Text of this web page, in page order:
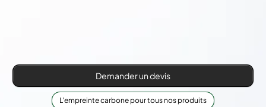
Demander un devis
L'empreinte carbone pour tous nos produits